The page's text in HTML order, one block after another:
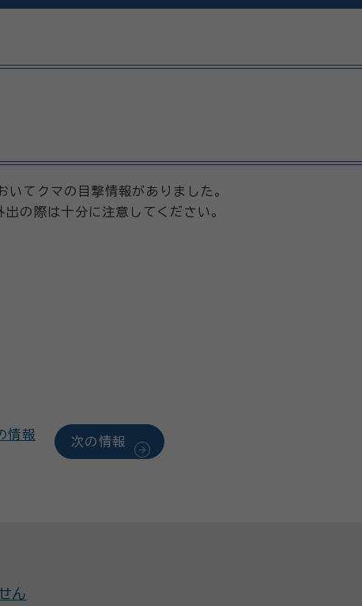
てクマの目撃情報がありました。
の際は十分に注意してください。
情報
次の情報
ん